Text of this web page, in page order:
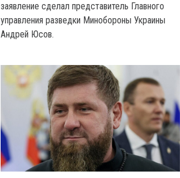
заявление сделал представитель Главного
управления разведки Минобороны Украины
Андрей Юсов.